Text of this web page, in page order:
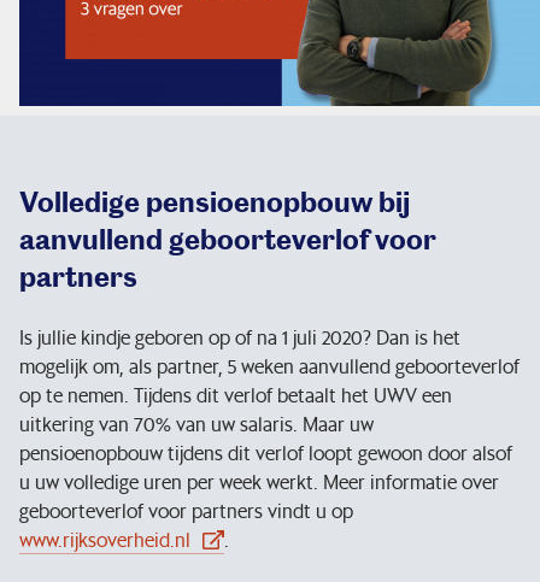
Volledige pensioenopbouw bij
aanvullend geboorteverlof voor
partners
Is jullie kindje geboren op of na 1 juli 2020? Dan is het
mogelijk om, als partner, 5 weken aanvullend geboorteverlof
op te nemen. Tijdens dit verlof betaalt het UWV een
uitkering van 70% van uw salaris. Maar uw
pensioenopbouw tijdens dit verlof loopt gewoon door alsof
u uw volledige uren per week werkt. Meer informatie over
geboorteverlof voor partners vindt u op
www.rijksoverheid.nl
.